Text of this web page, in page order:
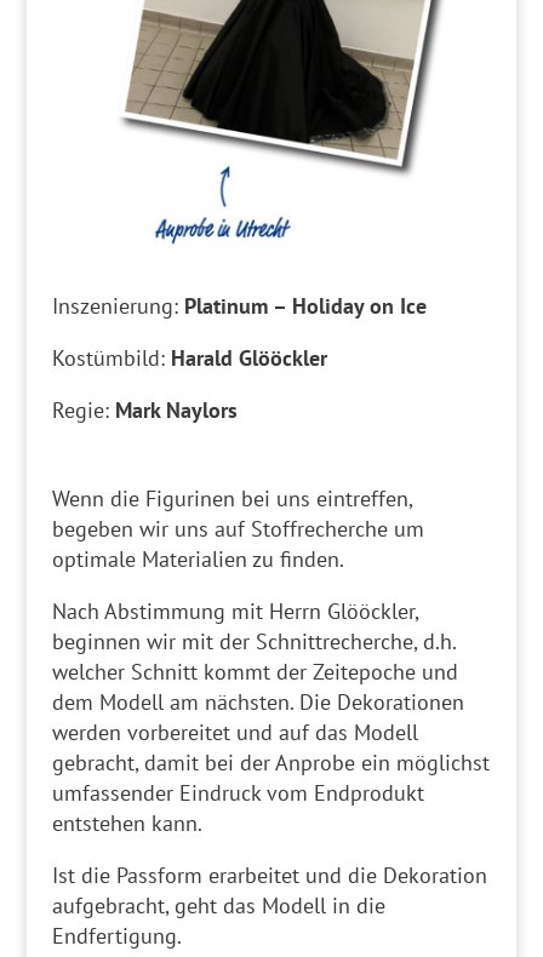
Inszenierung:Platinum – Holiday on Ice
Kostümbild: Harald Glööckler
Regie: Mark Naylors
Wenn die Figurinen bei uns eintreffen,
begeben wir uns auf Stoffrecherche um
optimale Materialien zu finden.
Nach Abstimmung mit Herrn Glööckler,
beginnen wir mit der Schnittrecherche, d.h.
welcher Schnitt kommt der Zeitepoche und
dem Modell am nächsten. Die Dekorationen
werden vorbereitet und auf das Modell
gebracht, damit bei der Anprobe ein möglichst
umfassender Eindruck vom Endprodukt
entstehen kann.
Ist die Passform erarbeitet und die Dekoration
aufgebracht, geht das Modell in die
Endfertigung.